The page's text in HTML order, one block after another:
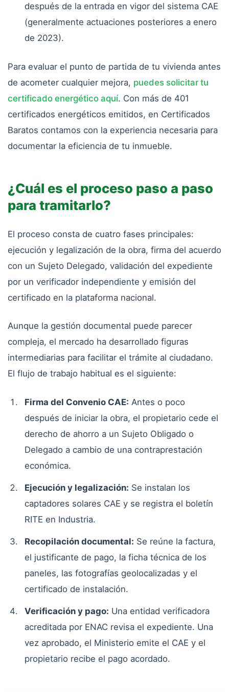
después de la entrada en vigor del sistema CAE
(generalmente actuaciones posteriores a enero
de 2023).
Para evaluar el punto de partida de tu vivienda antes
de acometer cualquier mejora, puedes solicitar tu
certificado energético aquí. Con más de 401
certificados energéticos emitidos, en Certificados
Baratos contamos con la experiencia necesaria para
documentar la eficiencia de tu inmueble.
¿Cuál es el proceso paso a paso
para tramitarlo?
El proceso consta de cuatro fases principales:
ejecución y legalización de la obra, firma del acuerdo
con un Sujeto Delegado, validación del expediente
por un verificador independiente y emisión del
certificado en la plataforma nacional.
Aunque la gestión documental puede parecer
compleja, el mercado ha desarrollado figuras
intermediarias para facilitar el trámite al ciudadano.
El flujo de trabajo habitual es el siguiente:
Firma del Convenio CAE: Antes o poco
después de iniciar la obra, el propietario cede el
derecho de ahorro a un Sujeto Obligado o
Delegado a cambio de una contraprestación
económica.
Ejecución y legalización: Se instalan los
captadores solares CAE y se registra el boletín
RITE en Industria.
Recopilación documental: Se reúne la factura,
el justificante de pago, la ficha técnica de los
paneles, las fotografías geolocalizadas y el
certificado de instalación.
Verificación y pago: Una entidad verificadora
acreditada por ENAC revisa el expediente. Una
vez aprobado, el Ministerio emite el CAE y el
propietario recibe el pago acordado.